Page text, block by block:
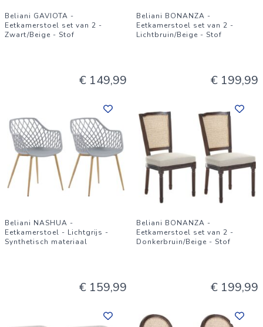
Beliani GAVIOTA -
Eetkamerstoel set van 2 -
Zwart/Beige - Stof
€ 149,99
Beliani BONANZA -
Eetkamerstoel set van 2 -
Lichtbruin/Beige - Stof
€ 199,99
Beliani NASHUA -
Eetkamerstoel - Lichtgrijs -
Synthetisch materiaal
€ 159,99
Beliani BONANZA -
Eetkamerstoel set van 2 -
Donkerbruin/Beige - Stof
€ 199,99